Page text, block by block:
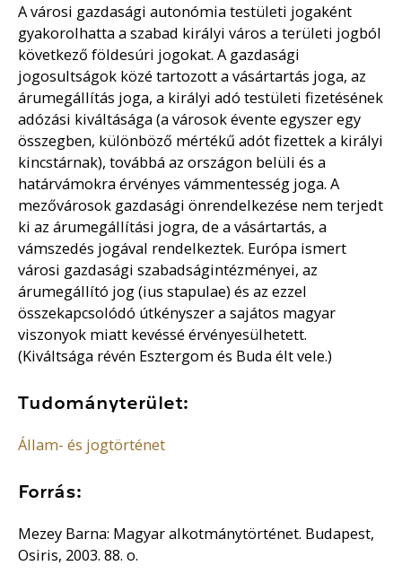
A városi gazdasági autonómia testületi jogaként
gyakorolhatta a szabad királyi város a területi jogból
következő földesúri jogokat. A gazdasági
jogosultságok közé tartozott a vásártartás joga, az
árumegállítás joga, a királyi adó testületi fizetésének
adózási kiváltásága (a városok évente egyszer egy
összegben, különböző mértékű adót fizettek a királyi
kincstárnak), továbbá az országon belüli és a
határvámokra érvényes vámmentesség joga. A
mezővárosok gazdasági önrendelkezése nem terjedt
ki az árumegállítási jogra, de a vásártartás, a
vámszedés jogával rendelkeztek. Európa ismert
városi gazdasági szabadságintézményei, az
árumegállító jog (ius stapulae) és az ezzel
összekapcsolódó útkényszer a sajátos magyar
viszonyok miatt kevéssé érvényesülhetett.
(Kiváltsága révén Esztergom és Buda élt vele.)
Tudományterület:
Állam- és jogtörténet
Forrás:
Mezey Barna: Magyar alkotmánytörténet. Budapest,
Osiris, 2003. 88. o.